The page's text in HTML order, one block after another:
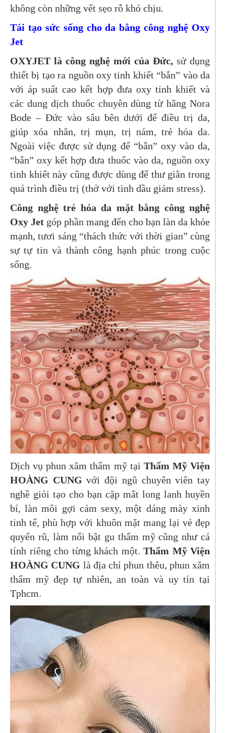
không còn những vết sẹo rỗ khó chịu.
Tái tạo sức sống cho da bằng công nghệ Oxy
Jet
OXYJET là công nghệ mới của Đức, sử dụng
thiết bị tạo ra nguồn oxy tinh khiết “bắn” vào da
với áp suất cao kết hợp đưa oxy tinh khiết và
các dung dịch thuốc chuyên dùng từ hãng Nora
Bode – Đức vào sâu bên dưới để điều trị da,
giúp xóa nhăn, trị mụn, trị nám, trẻ hóa da.
Ngoài việc được sử dụng để “bắn” oxy vào da,
“bắn” oxy kết hợp đưa thuốc vào da, nguồn oxy
tinh khiết này cũng được dùng để thư giãn trong
quá trình điều trị (thở với tinh dầu giảm stress).
Công nghệ trẻ hóa da mặt bằng công nghệ
Oxy Jet góp phần mang đến cho bạn làn da khỏe
mạnh, tươi sáng “thách thức với thời gian” cùng
sự tự tin và thành công hạnh phúc trong cuộc
sống.
Dịch vụ phun xăm thẩm mỹ tại Thẩm Mỹ Viện
HOÀNG CUNG với đội ngũ chuyên viên tay
nghề giỏi tạo cho bạn cặp mắt long lanh huyền
bí, làn môi gợi cảm sexy, một dáng mày xinh
tinh tế, phù hợp với khuôn mặt mang lại vẻ đẹp
quyến rũ, làm nổi bật gu thẩm mỹ cũng như cá
tính riêng cho từng khách một. Thẩm Mỹ Viện
HOÀNG CUNG là địa chỉ phun thêu, phun xăm
thẩm mỹ đẹp tự nhiên, an toàn và uy tín tại
Tphcm.